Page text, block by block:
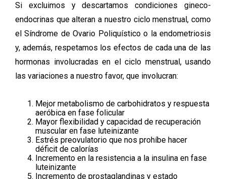
Si excluimos y descartamos condiciones gineco-
endocrinas que alteran a nuestro ciclo menstrual, como
el Síndrome de Ovario Poliquístico o la endometriosis
y, además, respetamos los efectos de cada una de las
hormonas involucradas en el ciclo menstrual, usando
las variaciones a nuestro favor, que involucran:
Mejor metabolismo de carbohidratos y respuesta
aeróbica en fase folicular
Mayor flexibilidad y capacidad de recuperación
muscular en fase luteinizante
Estrés preovulatorio que nos prohíbe hacer
déficit de calorías
Incremento en la resistencia a la insulina en fase
luteinizante
Incremento de prostaglandinas y estado